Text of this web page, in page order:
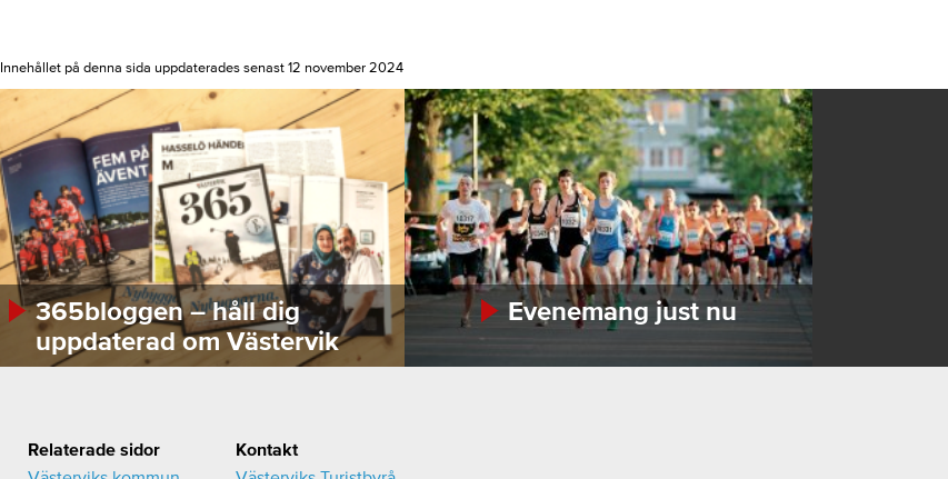
Innehållet på denna sida uppdaterades senast 12 november 2024
365bloggen – håll dig
uppdaterad om Västervik
Evenemang just nu
Relaterade sidor
Kontakt